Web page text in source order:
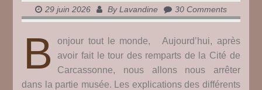
29 juin 2026 ByLavandine 30 Comments
B
onjour tout le monde, Aujourd’hui, après
avoir fait le tour des remparts de la Cité de
Carcassonne, nous allons nous arrêter
dans la partie musée. Les explications des différents